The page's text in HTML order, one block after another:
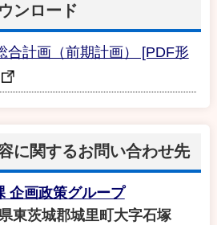
ンロード
合計画（前期計画） [PDF形
に関するお問い合わせ先
企画政策グループ
東茨城郡城里町大字石塚